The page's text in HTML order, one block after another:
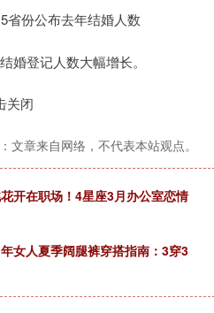
省份公布去年结婚人数
婚登记人数大幅增长。
关闭
文章来自网络，不代表本站观点。
开在职场！4星座3月办公室恋情
女人夏季阔腿裤穿搭指南：3穿3